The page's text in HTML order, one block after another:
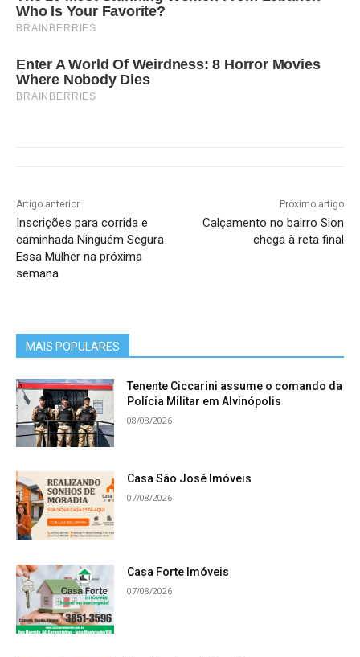
Who Is Your Favorite?
BRAINBERRIES
Enter A World Of Weirdness: 8 Horror Movies
Where Nobody Dies
BRAINBERRIES
Artigo anterior
Inscrições para corrida e
caminhada Ninguém Segura
Essa Mulher na próxima
semana
Próximo artigo
Calçamento no bairro Sion
chega à reta final
MAIS POPULARES
Tenente Ciccarini assume o comando da
Polícia Militar em Alvinópolis
08/08/2026
Casa São José Imóveis
07/08/2026
Casa Forte Imóveis
07/08/2026